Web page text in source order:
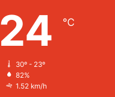
24 ℃
30º - 23º
82%
1.52 km/h